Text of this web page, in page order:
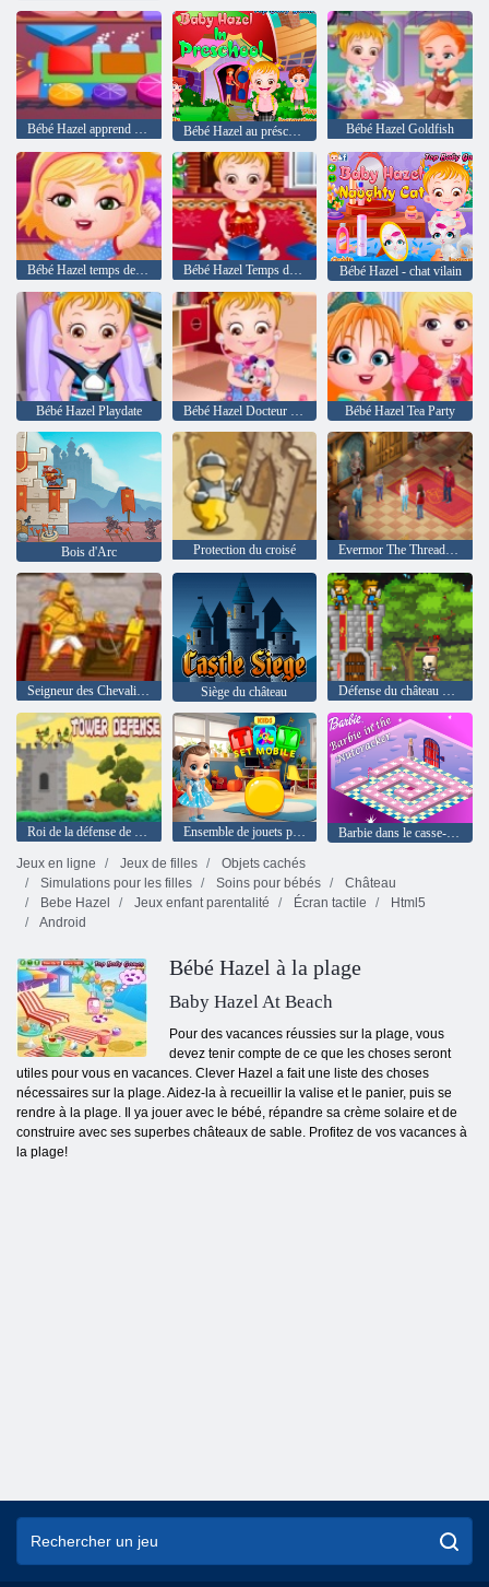
Bébé Hazel apprend Formes Bébé Hazel au préscolaire Bébé Hazel Goldfish
Bébé Hazel temps de méfait Bébé Hazel Temps de Noël Bébé Hazel - chat vilain
Bébé Hazel Playdate Bébé Hazel Docteur Lecture Bébé Hazel Tea Party
Bois d'Arc Protection du croisé Evermor The Thread of Fate
Seigneur des Chevaliers Siège du château Défense du château des mini-tuteurs
Roi de la défense de la tour Ensemble de jouets pour enfants mobile
Barbie dans le casse-noisette
Jeux en ligne
Jeux de filles
Objets cachés
Simulations pour les filles
Soins pour bébés
Château
Bebe Hazel
Jeux enfant parentalité Écran tactile
Html5
Android
Bébé Hazel à la plage
Baby Hazel At Beach
Pour des vacances réussies sur la plage, vous
devez tenir compte de ce que les choses seront
utiles pour vous en vacances. Clever Hazel a fait une liste des choses
nécessaires sur la plage. Aidez-la à recueillir la valise et le panier, puis se
rendre à la plage. Il ya jouer avec le bébé, répandre sa crème solaire et de
construire avec ses superbes châteaux de sable. Profitez de vos vacances à
la plage!